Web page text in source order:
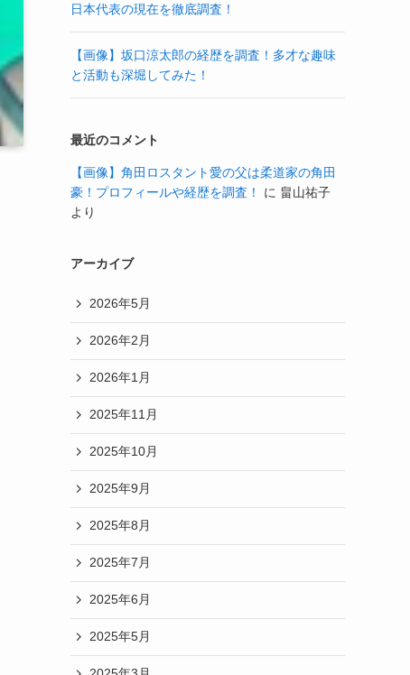
日本代表の現在を徹底調査！
【画像】坂口涼太郎の経歴を調査！多才な趣味
と活動も深堀してみた！
最近のコメント
【画像】角田ロスタント愛の父は柔道家の角田
豪！プロフィールや経歴を調査！
に 畠山祐子
より
アーカイブ
2026年5月
2026年2月
2026年1月
2025年11月
2025年10月
2025年9月
2025年8月
2025年7月
2025年6月
2025年5月